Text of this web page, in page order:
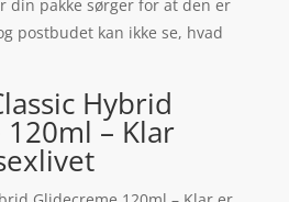
din pakke sørger for at den er
postbudet kan ikke se, hvad
Hybrid
– Klar